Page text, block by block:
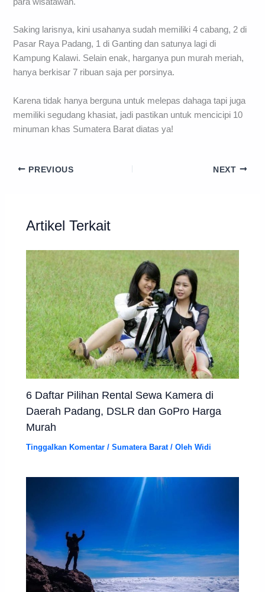
Saking larisnya, kini usahanya sudah memiliki 4 cabang, 2 di
Pasar Raya Padang, 1 di Ganting dan satunya lagi di
Kampung Kalawi. Selain enak, harganya pun murah meriah,
hanya berkisar 7 ribuan saja per porsinya.
Karena tidak hanya berguna untuk melepas dahaga tapi juga
memiliki segudang khasiat, jadi pastikan untuk mencicipi 10
minuman khas Sumatera Barat diatas ya!
PREVIOUS NEXT
Artikel Terkait
6 Daftar Pilihan Rental Sewa Kamera di
Daerah Padang, DSLR dan GoPro Harga
Murah
Tinggalkan Komentar /Sumatera Barat/ OlehWidi